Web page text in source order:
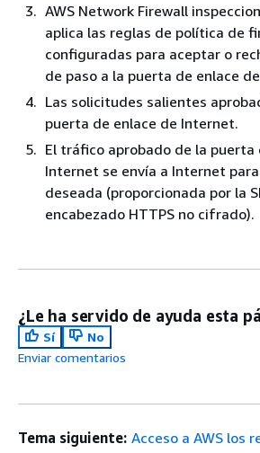
AWS Network Firewall
aplica las reglas de política de
configuradas para aceptar o
de paso a la puerta de enlace
Las solicitudes salientes
puerta de enlace de Internet.
El tráfico aprobado de la puerta
Internet se envía a Internet
deseada (proporcionada por la
encabezado HTTPS no cifrado).
¿Le ha servido de ayuda esta
Sí
No
Enviar comentarios
Tema siguiente: Acceso a AWS los